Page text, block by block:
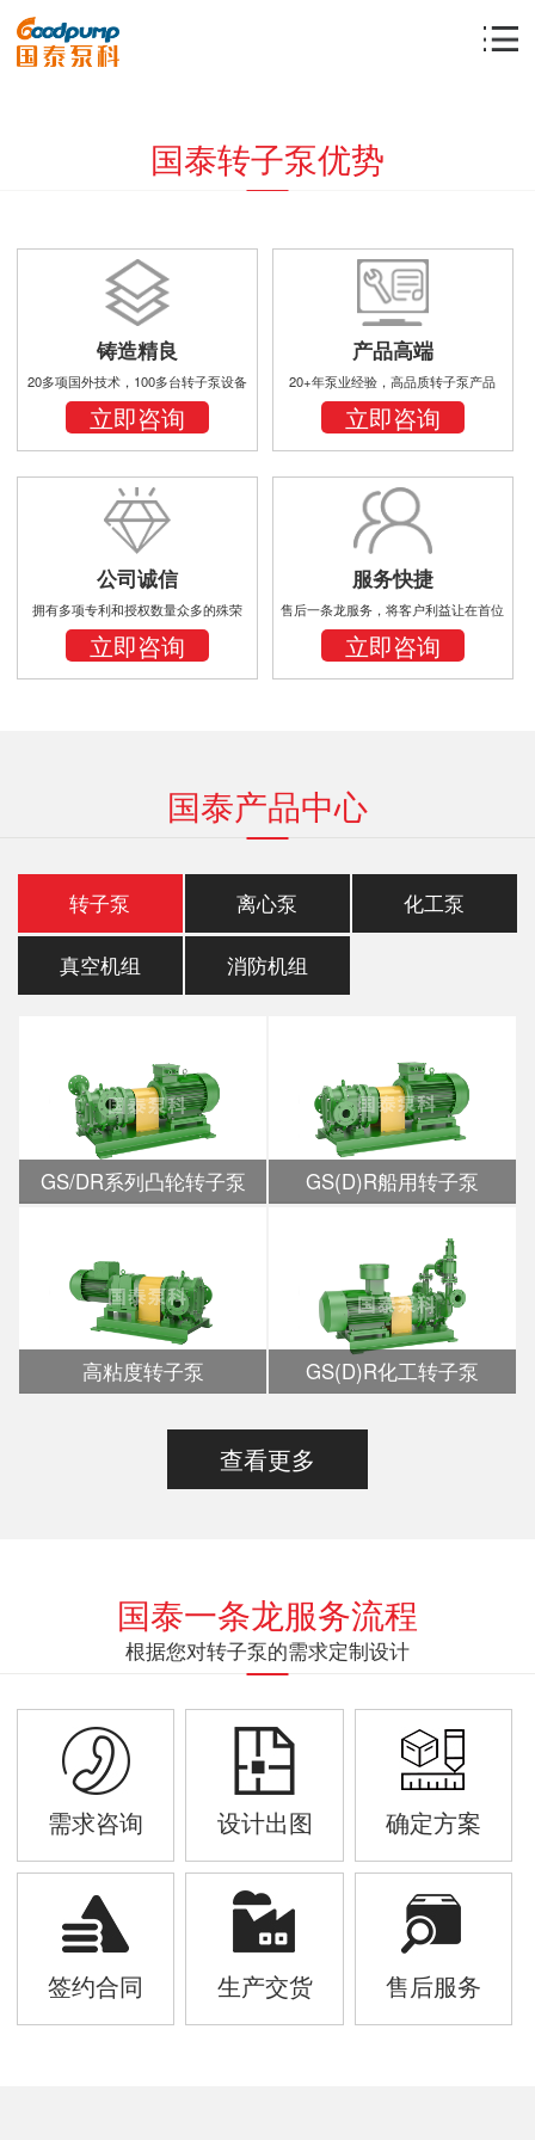
国泰转子泵优势
铸造精良
20多项国外技术，100多台转子泵设备
立即咨询
产品高端
20+年泵业经验，高品质转子泵产品
立即咨询
公司诚信
拥有多项专利和授权数量众多的殊荣
立即咨询
服务快捷
售后一条龙服务，将客户利益让在首位
立即咨询
国泰产品中心
转子泵 离心泵 化工泵
真空机组 消防机组
GS/DR系列凸轮转子泵 GS(D)R船用转子泵
高粘度转子泵 GS(D)R化工转子泵
查看更多
国泰一条龙服务流程
根据您对转子泵的需求定制设计
需求咨询 设计出图 确定方案
签约合同 生产交货 售后服务